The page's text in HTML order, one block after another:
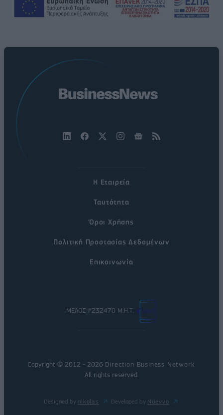
Η Εταιρεία
Ταυτότητα
Όροι Χρήσης
Πολιτική Προστασίας Δεδομένων
Επικοινωνία
ΜΕΛΟΣ #232470 Μ.Η.Τ.
Copyright © 2012 - 2026 Direction Business Network
All rights reserved.
Designed by nikolas Developed by Nuevvo